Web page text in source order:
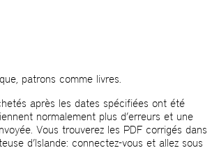
patrons comme livres.
après les dates spécifiées ont été
normalement plus d’erreurs et une
Vous trouverez les PDF corrigés dans
d’Islande: connectez-vous et allez sous